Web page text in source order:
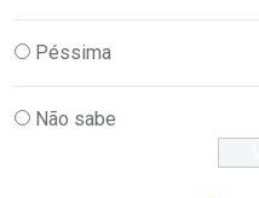
Péssima
Não sabe